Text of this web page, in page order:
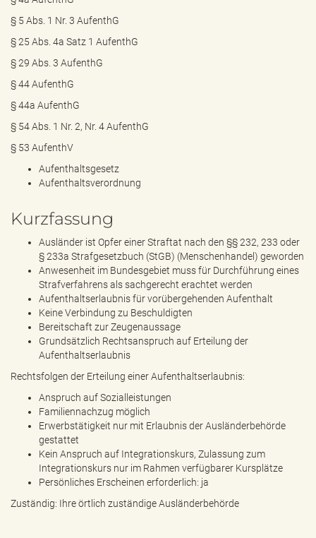
§ 5 Abs. 1 Nr. 3 AufenthG
§ 25 Abs. 4a Satz 1 AufenthG
§ 29 Abs. 3 AufenthG
§ 44 AufenthG
§ 44a AufenthG
§ 54 Abs. 1 Nr. 2, Nr. 4 AufenthG
§ 53 AufenthV
Aufenthaltsgesetz
Aufenthaltsverordnung
Kurzfassung
Ausländer ist Opfer einer Straftat nach den §§ 232, 233 oder
§ 233a Strafgesetzbuch (StGB) (Menschenhandel) geworden
Anwesenheit im Bundesgebiet muss für Durchführung eines
Strafverfahrens als sachgerecht erachtet werden
Aufenthaltserlaubnis für vorübergehenden Aufenthalt
Keine Verbindung zu Beschuldigten
Bereitschaft zur Zeugenaussage
Grundsätzlich Rechtsanspruch auf Erteilung der
Aufenthaltserlaubnis
Rechtsfolgen der Erteilung einer Aufenthaltserlaubnis:
Anspruch auf Sozialleistungen
Familiennachzug möglich
Erwerbstätigkeit nur mit Erlaubnis der Ausländerbehörde
gestattet
Kein Anspruch auf Integrationskurs, Zulassung zum
Integrationskurs nur im Rahmen verfügbarer Kursplätze
Persönliches Erscheinen erforderlich: ja
Zuständig: Ihre örtlich zuständige Ausländerbehörde